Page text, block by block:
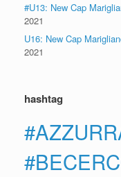
#U13: New Cap
2021
U16: New Cap
2021
hashtag